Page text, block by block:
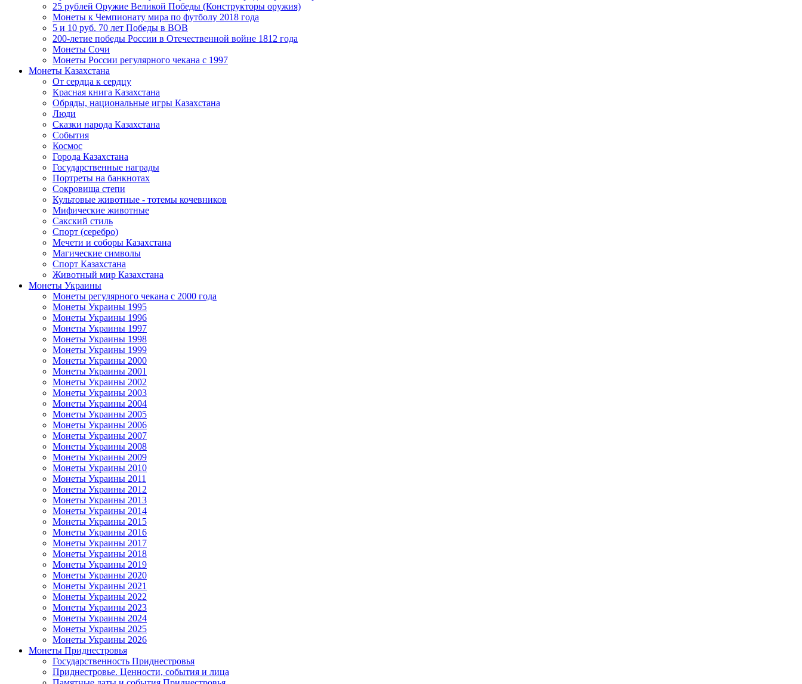
25 рублей Оружие Великой Победы (Конструкторы оружия)
Монеты к Чемпионату мира по футболу 2018 года
5 и 10 руб. 70 лет Победы в ВОВ
200-летие победы России в Отечественной войне 1812 года
Монеты Сочи
Монеты России регулярного чекана с 1997
Монеты Казахстана
От сердца к сердцу
Красная книга Казахстана
Обряды, национальные игры Казахстана
Люди
Сказки народа Казахстана
События
Космос
Города Казахстана
Государственные награды
Портреты на банкнотах
Сокровища степи
Культовые животные - тотемы кочевников
Мифические животные
Сакский стиль
Спорт (серебро)
Мечети и соборы Казахстана
Магические символы
Спорт Казахстана
Животный мир Казахстана
Монеты Украины
Монеты регулярного чекана с 2000 года
Монеты Украины 1995
Монеты Украины 1996
Монеты Украины 1997
Монеты Украины 1998
Монеты Украины 1999
Монеты Украины 2000
Монеты Украины 2001
Монеты Украины 2002
Монеты Украины 2003
Монеты Украины 2004
Монеты Украины 2005
Монеты Украины 2006
Монеты Украины 2007
Монеты Украины 2008
Монеты Украины 2009
Монеты Украины 2010
Монеты Украины 2011
Монеты Украины 2012
Монеты Украины 2013
Монеты Украины 2014
Монеты Украины 2015
Монеты Украины 2016
Монеты Украины 2017
Монеты Украины 2018
Монеты Украины 2019
Монеты Украины 2020
Монеты Украины 2021
Монеты Украины 2022
Монеты Украины 2023
Монеты Украины 2024
Монеты Украины 2025
Монеты Украины 2026
Монеты Приднестровья
Государственность Приднестровья
Приднестровье. Ценности, события и лица